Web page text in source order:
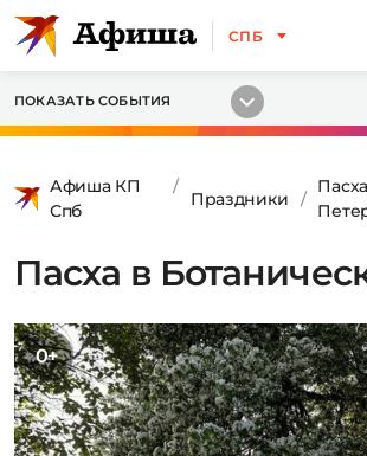
СПБ
ПОКАЗАТЬ СОБЫТИЯ
Афиша КП
Спб
Праздники
Пасха в
0+